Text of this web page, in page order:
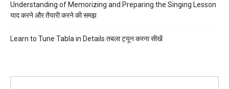
Understanding of Memorizing and Preparing the Singing Lesson
याद करने और तैयारी करने की समझ
Learn to Tune Tabla in Details तबला ट्यून करना सीखें